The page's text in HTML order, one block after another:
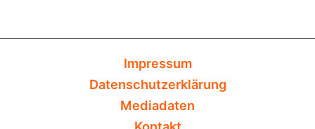
Impressum
Datenschutzerklärung
Mediadaten